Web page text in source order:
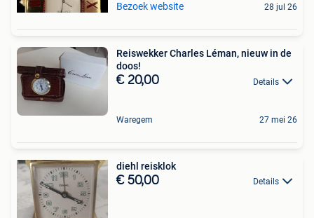
Bezoek website 28 jul 26
Reiswekker Charles Léman, nieuw in de
doos!
€ 20,00 Details
Waregem 27 mei 26
diehl reisklok
€ 50,00 Details